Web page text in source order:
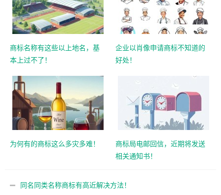
商标名称有这些以上地名，基
本上过不了！
企业以肖像申请商标不知道的
好处！
为何有的商标这么多灾多难！
商标局电邮回信，近期将发送
相关通知书！
同名同类名称商标有高近解决方法！